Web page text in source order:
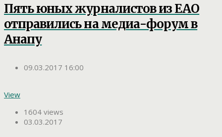
Пять юных журналистов из ЕАО
отправились на медиа-форум в
Анапу
09.03.2017 16:00
View
1604 views
03.03.2017